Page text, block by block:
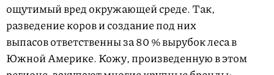
ощутимый вред окружающей среде. Так,
разведение коров и создание под них
выпасов ответственны за 80 % вырубок леса в
Южной Америке. Кожу, произведенную в этом